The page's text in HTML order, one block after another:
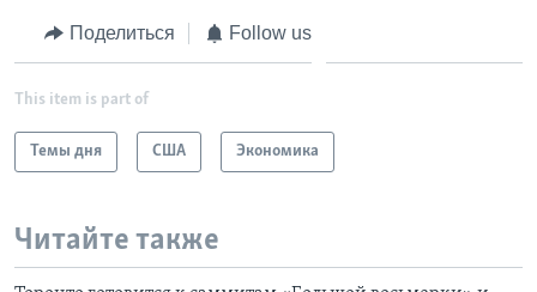
Поделиться Follow us
This item is part of
Темы дня США Экономика
Читайте также